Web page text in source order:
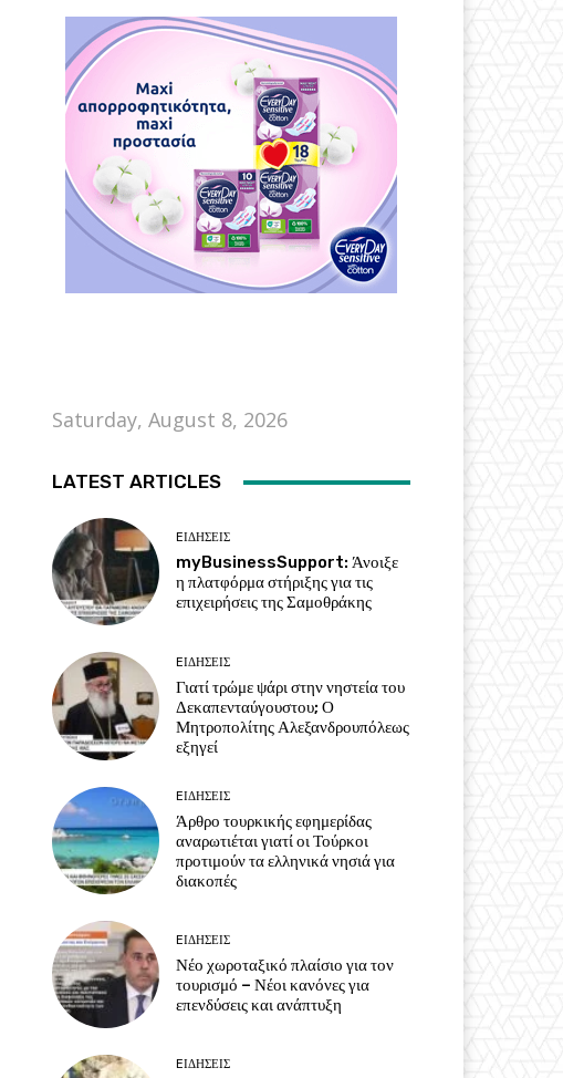
Saturday, August 8, 2026
LATEST ARTICLES
EΙΔΗΣΕΙΣ
myBusinessSupport: Άνοιξε
η πλατφόρμα στήριξης για τις
επιχειρήσεις της Σαμοθράκης
EΙΔΗΣΕΙΣ
Γιατί τρώμε ψάρι στην νηστεία του
Δεκαπενταύγουστου; Ο
Μητροπολίτης Αλεξανδρουπόλεως
εξηγεί
EΙΔΗΣΕΙΣ
Άρθρο τουρκικής εφημερίδας
αναρωτιέται γιατί οι Τούρκοι
προτιμούν τα ελληνικά νησιά για
διακοπές
EΙΔΗΣΕΙΣ
Νέο χωροταξικό πλαίσιο για τον
τουρισμό – Νέοι κανόνες για
επενδύσεις και ανάπτυξη
EΙΔΗΣΕΙΣ